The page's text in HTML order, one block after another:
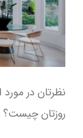
نظرتان در
روزتان چیست؟